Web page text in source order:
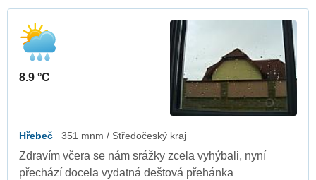
8.9 °C
Hřebeč 351 mnm / Středočeský kraj
Zdravím včera se nám srážky zcela vyhýbali, nyní
přechází docela vydatná deštová přehánka